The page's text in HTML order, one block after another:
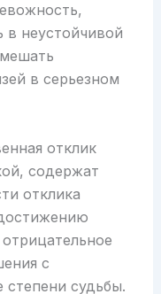
в неустойчивой
в серьезном
отклик
содержат
отклика
с
судьбы.